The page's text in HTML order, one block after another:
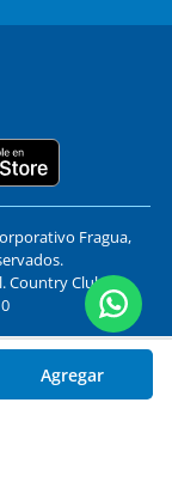
Agregar
Fragua,
Country Club,
Aceptar